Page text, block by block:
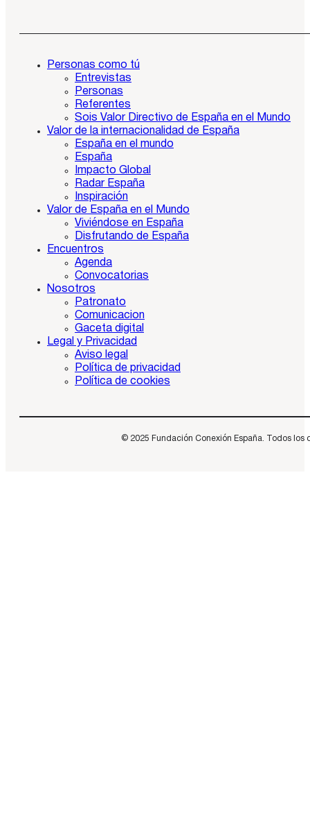
Personas como tú
Entrevistas
Personas
Referentes
Sois Valor Directivo de España en el Mundo
Valor de la internacionalidad de España
España en el mundo
España
Impacto Global
Radar España
Inspiración
Valor de España en el Mundo
Viviéndose en España
Disfrutando de España
Encuentros
Agenda
Convocatorias
Nosotros
Patronato
Comunicacion
Gaceta digital
Legal y Privacidad
Aviso legal
Política de privacidad
Política de cookies
© 2025 Fundación Conexión España. Todos los